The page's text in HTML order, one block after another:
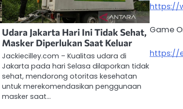
Udara Jakarta Hari Ini Tidak Sehat,
Masker Diperlukan Saat Keluar
Jackiecilley.com – Kualitas udara di
Jakarta pada hari Selasa dilaporkan tidak
sehat, mendorong otoritas kesehatan
untuk merekomendasikan penggunaan
masker saat…
https://
Game
https://